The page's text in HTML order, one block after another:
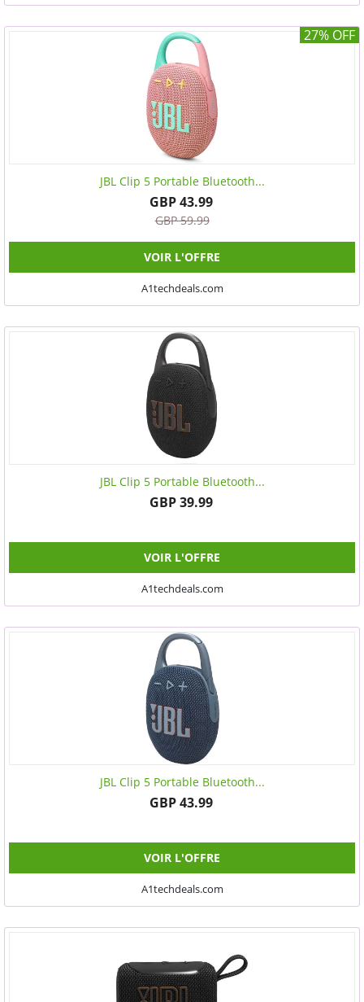
27% OFF
JBL Clip 5 Portable Bluetooth...
GBP 43.99
GBP 59.99
VOIR L'OFFRE
A1techdeals.com
JBL Clip 5 Portable Bluetooth...
GBP 39.99
VOIR L'OFFRE
A1techdeals.com
JBL Clip 5 Portable Bluetooth...
GBP 43.99
VOIR L'OFFRE
A1techdeals.com